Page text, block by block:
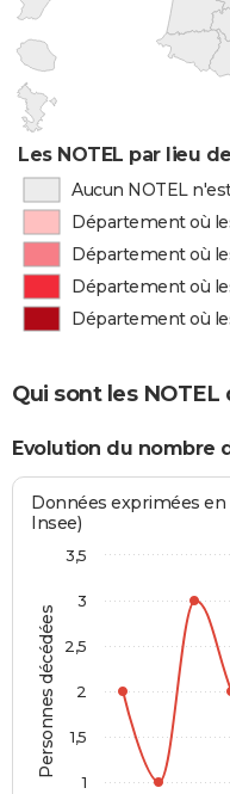
Les NOTEL par lieu
Aucun NOTEL
Département où
Département où
Département où
Département où
Qui sont les
Evolution du nombre
Personnes décédées
Données exprimées
Insee)
1
1,5
2
2,5
3
3,5